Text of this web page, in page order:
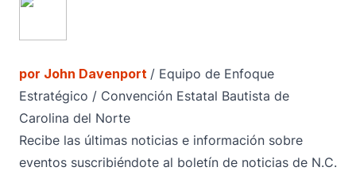
por John Davenport / Equipo de Enfoque
Estratégico / Convención Estatal Bautista de
Carolina del Norte
Recibe las últimas noticias e información sobre
eventos suscribiéndote al boletín de noticias de N.C.